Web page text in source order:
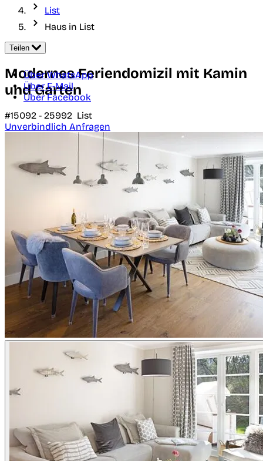
List
Haus in List
Teilen
Über WhatsApp
Über E-Mail
Über Facebook
Modernes Feriendomizil mit Kamin
und Garten
#15092 - 25992 List
Unverbindlich Anfragen